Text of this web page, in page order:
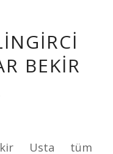
BEKIR
Usta tüm